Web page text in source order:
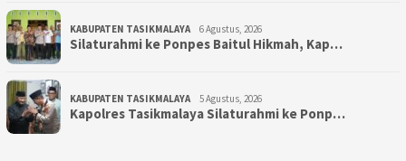
KABUPATEN TASIKMALAYA 6 Agustus, 2026
Silaturahmi ke Ponpes Baitul Hikmah, Kap…
KABUPATEN TASIKMALAYA 5 Agustus, 2026
Kapolres Tasikmalaya Silaturahmi ke Ponp…